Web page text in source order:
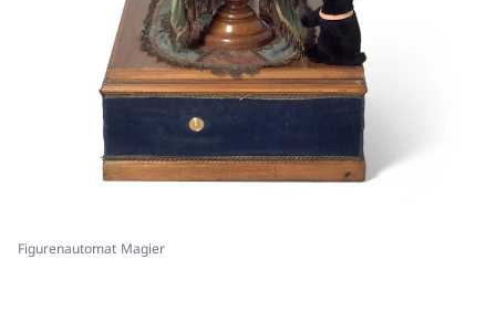
Figurenautomat Magier